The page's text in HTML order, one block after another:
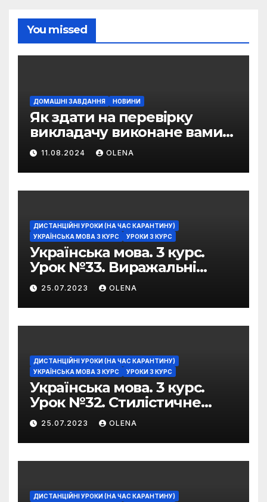
You missed
ДОМАШНІ ЗАВДАННЯ НОВИНИ
Як здати на перевірку
викладачу виконане вами
домашнє завдання
11.08.2024 OLENA
ДИСТАНЦІЙНІ УРОКИ (НА ЧАС КАРАНТИНУ)
УКРАЇНСЬКА МОВА 3 КУРС
УРОКИ 3 КУРС
Українська мова. 3 курс.
Урок №33. Виражальні
можливості фразеологізмів
25.07.2023 OLENA
ДИСТАНЦІЙНІ УРОКИ (НА ЧАС КАРАНТИНУ)
УКРАЇНСЬКА МОВА 3 КУРС
УРОКИ 3 КУРС
Українська мова. 3 курс.
Урок №32. Стилістичне
забарвлення
фразеологізмів
25.07.2023 OLENA
ДИСТАНЦІЙНІ УРОКИ (НА ЧАС КАРАНТИНУ)